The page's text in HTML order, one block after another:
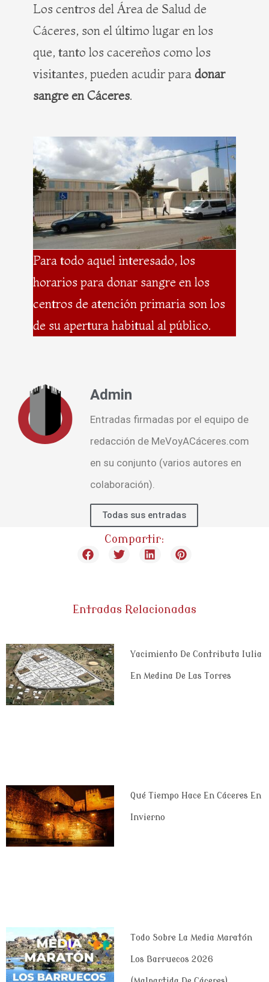
Los centros del Área de Salud de
Cáceres, son el último lugar en los
que, tanto los cacereños como los
visitantes, pueden acudir para donar
sangre en Cáceres.
Para todo aquel interesado, los
horarios para donar sangre en los
centros de atención primaria son los
de su apertura habitual al público.
Admin
Entradas firmadas por el equipo de
redacción de MeVoyACáceres.com
en su conjunto (varios autores en
colaboración).
Todas sus entradas
Compartir:
Entradas Relacionadas
Yacimiento De Contributa Iulia
En Medina De Las Torres
Qué Tiempo Hace En Cáceres En
Invierno
Todo Sobre La Media Maratón
Los Barruecos 2026